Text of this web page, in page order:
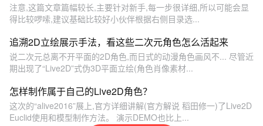
注意,这篇文章篇幅较长,主要针对新手,每一步很详细,所以可能会显
得比较啰嗦,建议基础比较好小伙伴根据右侧目录选...
追溯2D立绘展示手法，看这些二次元角色怎么活起来
说二次元总离不开平面的2D角色,而日式的动漫角色画风不... 尽管近
期出现了“Live2D”式伪3D平面立绘(角色肖像素材...
怎样制作属于自己的Live2D角色？
这次的“alive2016”展上,官方详细讲解(官方解说 稻田修一)了Live2D
Euclid使用和模型制作方法。 演示DEMO也比上...